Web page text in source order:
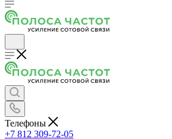
Телефоны
+7 812 309-72-05